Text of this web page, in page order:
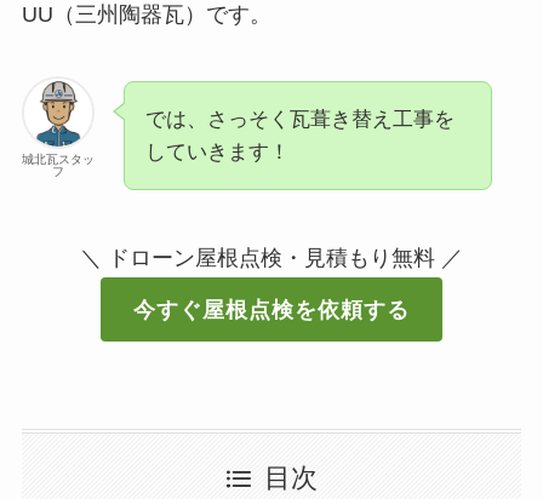
UU（三州陶器瓦）です。
城北瓦スタッ
フ
では、さっそく瓦葺き替え工事を
していきます！
＼ ドローン屋根点検・見積もり無料 ／
今すぐ屋根点検を依頼する
目次